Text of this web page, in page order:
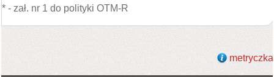
* - zał. nr 1 do polityki OTM-R
metryczka